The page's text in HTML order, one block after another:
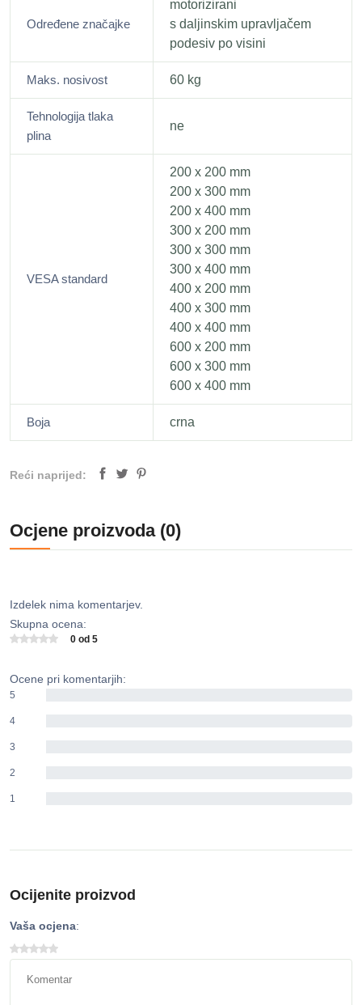
Određene značajke
motorizirani
s daljinskim upravljačem
podesiv po visini
Maks. nosivost 60 kg
Tehnologija tlaka
plina
ne
VESA standard
200 x 200 mm
200 x 300 mm
200 x 400 mm
300 x 200 mm
300 x 300 mm
300 x 400 mm
400 x 200 mm
400 x 300 mm
400 x 400 mm
600 x 200 mm
600 x 300 mm
600 x 400 mm
Boja crna
Reći naprijed:
Ocjene proizvoda (0)
Izdelek nima komentarjev.
Skupna ocena:
0 od 5
Ocene pri komentarjih:
5
4
3
2
1
Ocijenite proizvod
Vaša ocjena: